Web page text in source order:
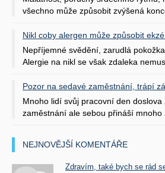
všechno může způsobit zvýšená
Nikl coby alergen může způsobit
Nepříjemné svědění, zarudlá
Alergie na nikl se však zdaleka
Pozor na sedavé zaměstnání, trápí
Mnoho lidí svůj pracovní den doslova
zaměstnání ale sebou přináší mnoho
NEJNOVĚJŠÍ KOMENTÁŘE
Zdravím, také bych se rád